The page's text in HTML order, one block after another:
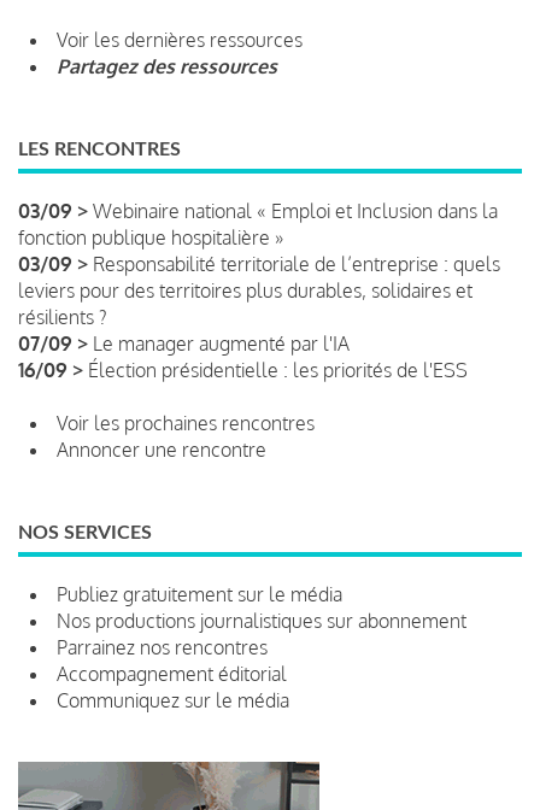
Voir les dernières ressources
Partagez des ressources
LES RENCONTRES
03/09 > Webinaire national « Emploi et Inclusion dans la
fonction publique hospitalière »
03/09 > Responsabilité territoriale de l’entreprise : quels
leviers pour des territoires plus durables, solidaires et
résilients ?
07/09 > Le manager augmenté par l'IA
16/09 > Élection présidentielle : les priorités de l'ESS
Voir les prochaines rencontres
Annoncer une rencontre
NOS SERVICES
Publiez gratuitement sur le média
Nos productions journalistiques sur abonnement
Parrainez nos rencontres
Accompagnement éditorial
Communiquez sur le média